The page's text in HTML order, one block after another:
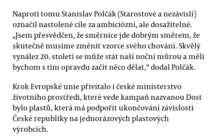
Naproti tomu Stanislav Polčák (Starostové a nezávislí)
označil nastolené cíle za ambiciózní, ale dosažitelné.
„Jsem přesvědčen, že směrnice jde dobrým směrem, že
skutečně musíme změnit vzorce svého chování. Skvělý
vynález 20. století se může stát naší noční můrou a měli
bychom s tím opravdu začít něco dělat,“ dodal Polčák.
Krok Evropské unie přivítalo i české ministerstvo
životního prostředí, které vede kampaň nazvanou Dost
bylo plastů, která má podpořit ukončování závislosti
České republiky na jednorázových plastových
výrobcích.